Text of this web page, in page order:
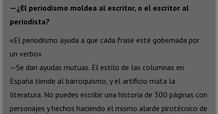
—¿El periodismo moldea al escritor, o el escritor al
periodista?
«El periodismo ayuda a que cada frase esté gobernada por
un verbo»
—Se dan ayudas mutuas. El estilo de las columnas en
España tiende al barroquismo, y el artificio mata la
literatura. No puedes escribir una historia de 300 páginas con
personajes y hechos haciendo el mismo alarde pirotécnico de